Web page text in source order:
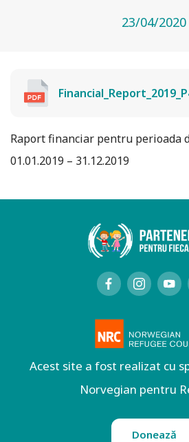
23/04/2020
Raport financiar pentru perioada
01.01.2019 – 31.12.2019
Acest site a fost realizat cu
Norvegian pentru
Donează